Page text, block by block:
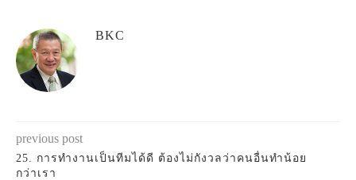
BKC
previous post
25. การทำงานเป็นทีมได้ดี ต้องไม่กังวลว่าคนอื่นทำน้อย
กว่าเรา